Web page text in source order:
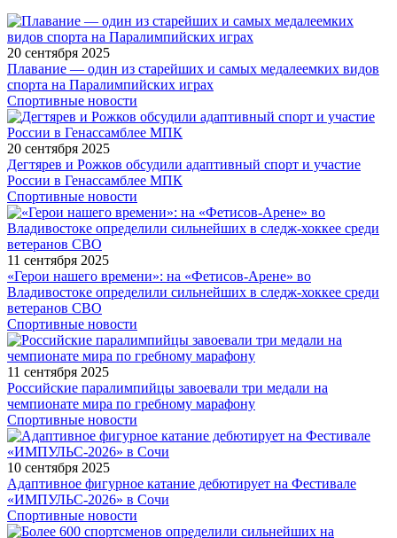
20 сентября 2025
Плавание — один из старейших и самых медалеемких видов
спорта на Паралимпийских играх
Спортивные новости
20 сентября 2025
Дегтярев и Рожков обсудили адаптивный спорт и участие
России в Генассамблее МПК
Спортивные новости
11 сентября 2025
«Герои нашего времени»: на «Фетисов-Арене» во
Владивостоке определили сильнейших в следж-хоккее среди
ветеранов СВО
Спортивные новости
11 сентября 2025
Российские паралимпийцы завоевали три медали на
чемпионате мира по гребному марафону
Спортивные новости
10 сентября 2025
Адаптивное фигурное катание дебютирует на Фестивале
«ИМПУЛЬС-2026» в Сочи
Спортивные новости